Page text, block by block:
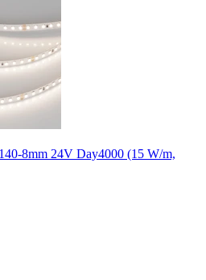
8mm 24V Day4000 (15 W/m,